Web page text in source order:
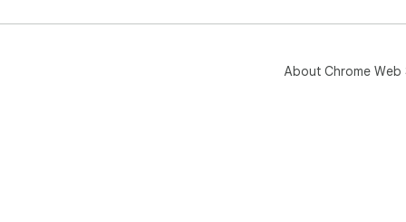
About Chrome Web